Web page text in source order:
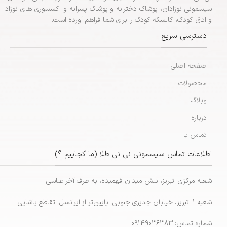
سیسمونی نوزادان، پوشاک دخترانه و پوشاک پسرانه و اکسسوری های نوزاد
و اتاق کودک، کالسکه کودک را برای شما فراهم آورده است.
دسترسی سریع
صفحه اصلی
محصولات
وبلاگ
درباره
تماس با
اطلاعات تماس سیسمونی نی نی طلا (ما کجاییم ؟)
شعبه مرکزی: تبریز، نبش میدان فهمیده، به طرف آخر عباسی
شعبه 1: تبریز، خیابان جدیری جنوبی، پایین‌تر از ایرانسل، تقاطع پاشایی
شماره تماس: 09149036383